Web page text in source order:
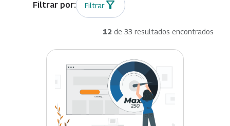
Filtrar
12 de 33 resultados encontrados